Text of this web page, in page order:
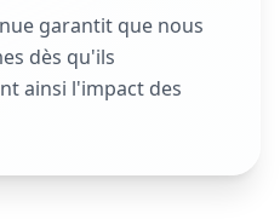
garantit que nous
dès qu'ils
ainsi l'impact des